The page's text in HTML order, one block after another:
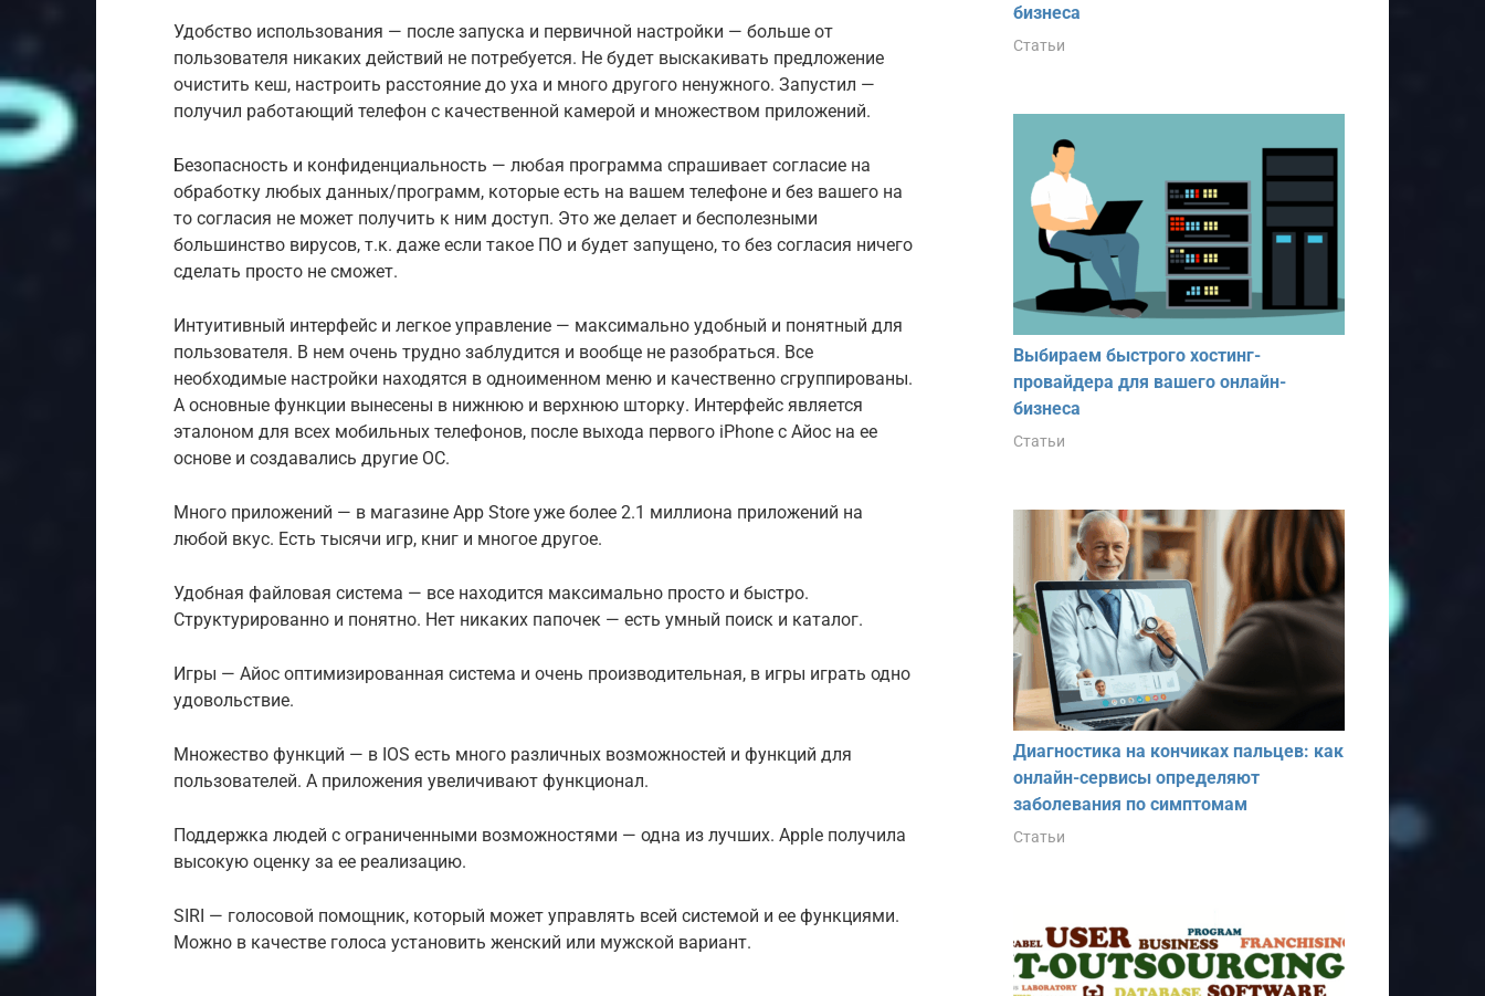
Удобство использования — после запуска и первичной настройки — больше от
пользователя никаких действий не потребуется. Не будет выскакивать предложение
очистить кеш, настроить расстояние до уха и много другого ненужного. Запустил —
получил работающий телефон с качественной камерой и множеством приложений.
Безопасность и конфиденциальность — любая программа спрашивает согласие на
обработку любых данных/программ, которые есть на вашем телефоне и без вашего на
то согласия не может получить к ним доступ. Это же делает и бесполезными
большинство вирусов, т.к. даже если такое ПО и будет запущено, то без согласия ничего
сделать просто не сможет.
Интуитивный интерфейс и легкое управление — максимально удобный и понятный для
пользователя. В нем очень трудно заблудится и вообще не разобраться. Все
необходимые настройки находятся в одноименном меню и качественно сгруппированы.
А основные функции вынесены в нижнюю и верхнюю шторку. Интерфейс является
эталоном для всех мобильных телефонов, после выхода первого iPhone с Айос на ее
основе и создавались другие ОС.
Много приложений — в магазине App Store уже более 2.1 миллиона приложений на
любой вкус. Есть тысячи игр, книг и многое другое.
Удобная файловая система — все находится максимально просто и быстро.
Структурированно и понятно. Нет никаких папочек — есть умный поиск и каталог.
Игры — Айос оптимизированная система и очень производительная, в игры играть одно
удовольствие.
Множество функций — в IOS есть много различных возможностей и функций для
пользователей. А приложения увеличивают функционал.
Поддержка людей с ограниченными возможностями — одна из лучших. Apple получила
высокую оценку за ее реализацию.
SIRI — голосовой помощник, который может управлять всей системой и ее функциями.
Можно в качестве голоса установить женский или мужской вариант.
бизнеса
Статьи
Выбираем быстрого хостинг-
провайдера для вашего онлайн-
бизнеса
Статьи
Диагностика на кончиках пальцев: как
онлайн-сервисы определяют
заболевания по симптомам
Статьи